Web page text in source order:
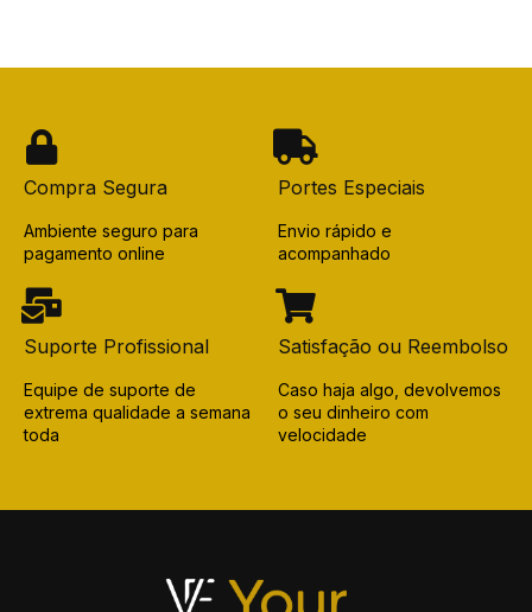
Compra Segura
Ambiente seguro para
pagamento online
Portes Especiais
Envio rápido e
acompanhado
Suporte Profissional
Equipe de suporte de
extrema qualidade a semana
toda
Satisfação ou Reembolso
Caso haja algo, devolvemos
o seu dinheiro com
velocidade